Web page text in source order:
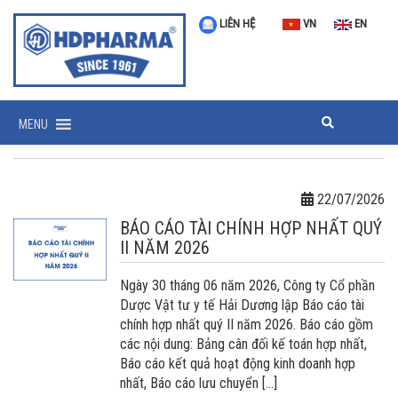
LIÊN HỆ VN EN
MENU
22/07/2026
BÁO CÁO TÀI CHÍNH HỢP NHẤT QUÝ
II NĂM 2026
Ngày 30 tháng 06 năm 2026, Công ty Cổ phần
Dược Vật tư y tế Hải Dương lập Báo cáo tài
chính hợp nhất quý II năm 2026. Báo cáo gồm
các nội dung: Bảng cân đối kế toán hợp nhất,
Báo cáo kết quả hoạt động kinh doanh hợp
nhất, Báo cáo lưu chuyển […]